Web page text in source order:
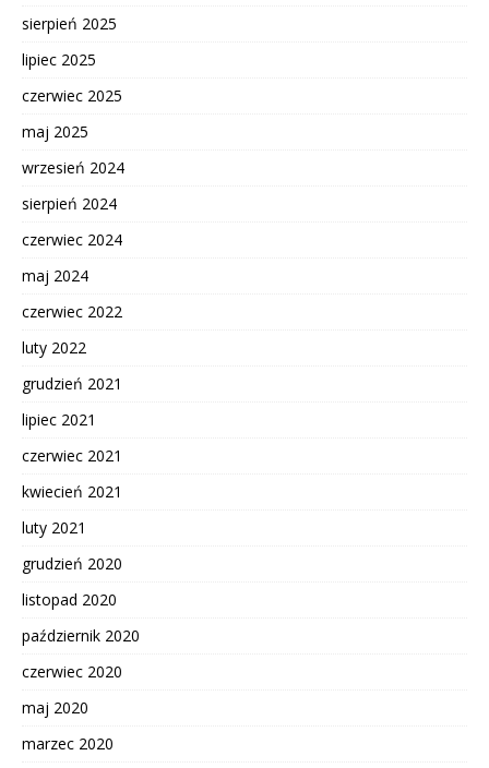
sierpień 2025
lipiec 2025
czerwiec 2025
maj 2025
wrzesień 2024
sierpień 2024
czerwiec 2024
maj 2024
czerwiec 2022
luty 2022
grudzień 2021
lipiec 2021
czerwiec 2021
kwiecień 2021
luty 2021
grudzień 2020
listopad 2020
październik 2020
czerwiec 2020
maj 2020
marzec 2020